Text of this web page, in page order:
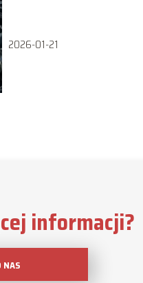
2026-01-21
informacji?
NAS